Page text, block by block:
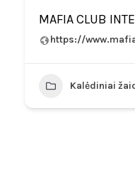
MAFIA CLUB
https://
Kalėdiniai